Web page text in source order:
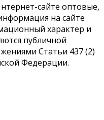
сайте оптовые,
на сайте
характер и
публичной
Статьи 437 (2)
Федерации.